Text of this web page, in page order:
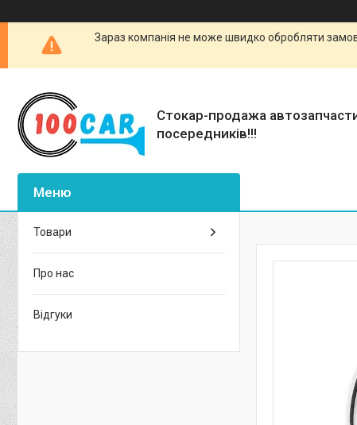
Зараз компанія не може швидко обробляти
Стокар-продажа
посередників!!!
Товари
Про нас
Відгуки